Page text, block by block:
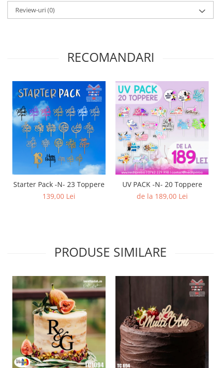
Review-uri(0)
RECOMANDARI
Starter Pack -N- 23 Toppere
139,00 Lei
UV PACK -N- 20 Toppere
de la 189,00 Lei
PRODUSE SIMILARE